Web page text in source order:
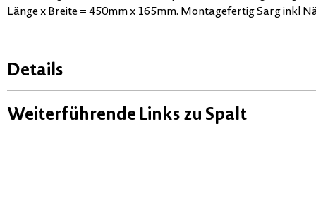
Länge x Breite = 450mm x 165mm. Montagefertig Sarg inkl
Details
Weiterführende Links zu Spalt